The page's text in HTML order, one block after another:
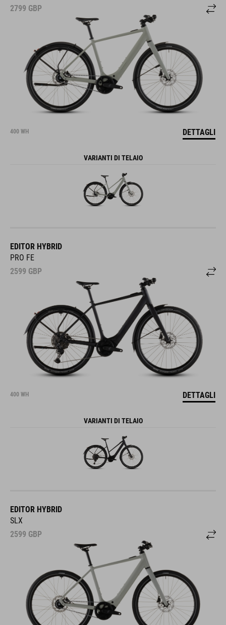
2799 GBP
400 WH DETTAGLI
VARIANTI DI TELAIO
EDITOR HYBRID
PRO FE
2599 GBP
400 WH DETTAGLI
VARIANTI DI TELAIO
EDITOR HYBRID
SLX
2599 GBP